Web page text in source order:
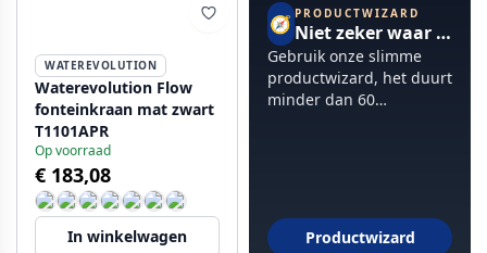
WATEREVOLUTION
Waterevolution Flow
fonteinkraan mat zwart
T1101APR
Op voorraad
€ 183,08
In winkelwagen
🧭 PRODUCTWIZARD
Niet zeker waar te beginnen?
Gebruik onze slimme
productwizard, het duurt
minder dan 60
Productwizard